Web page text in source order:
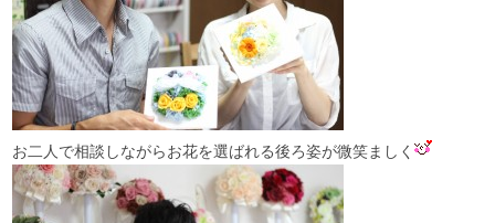
お二人で相談しながらお花を選ばれる後ろ姿が微笑ましく